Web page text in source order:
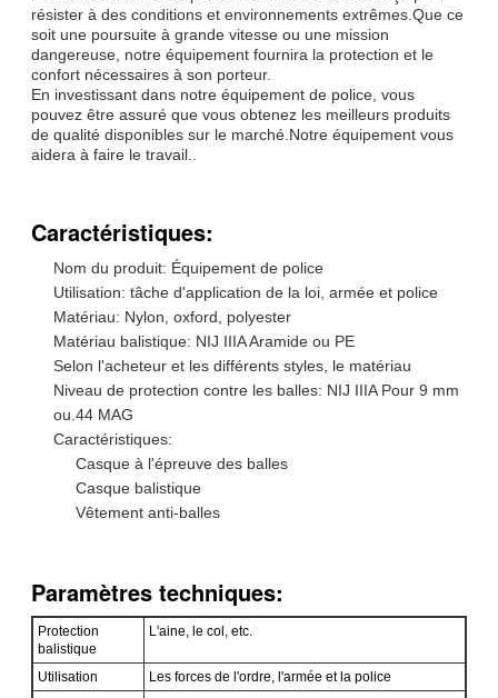
résister à des conditions et environnements extrêmes.Que ce
soit une poursuite à grande vitesse ou une mission
dangereuse, notre équipement fournira la protection et le
confort nécessaires à son porteur.
En investissant dans notre équipement de police, vous
pouvez être assuré que vous obtenez les meilleurs produits
de qualité disponibles sur le marché.Notre équipement vous
aidera à faire le travail..
Caractéristiques:
Nom du produit: Équipement de police
Utilisation: tâche d'application de la loi, armée et police
Matériau: Nylon, oxford, polyester
Matériau balistique: NIJ IIIA Aramide ou PE
Selon l'acheteur et les différents styles, le matériau
Niveau de protection contre les balles: NIJ IIIA Pour 9 mm
ou.44 MAG
Caractéristiques:
Casque à l'épreuve des balles
Casque balistique
Vêtement anti-balles
Paramètres techniques:
Protection
balistique
L'aine, le col, etc.
Utilisation
Les forces de l'ordre, l'armée et la police